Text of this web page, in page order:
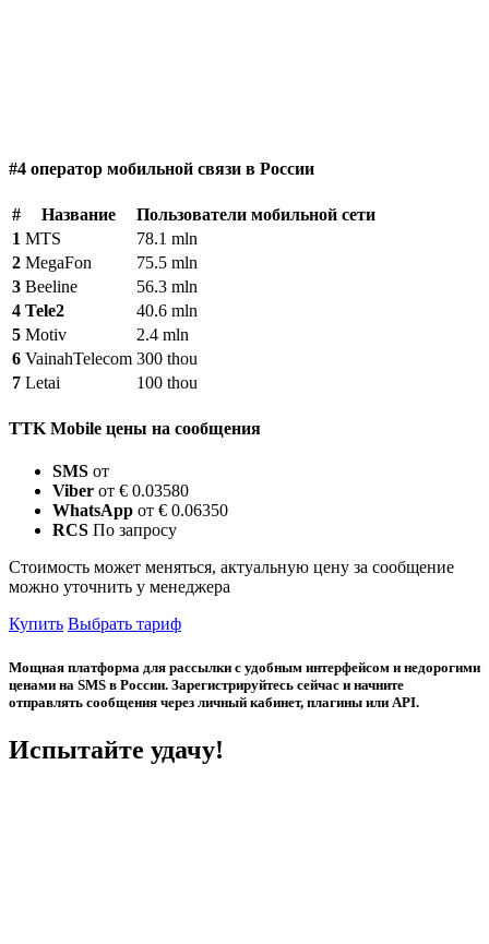
#4 оператор мобильной связи в России
# Название
Пользователи мобильной сети
1 MTS
78.1 mln
2 MegaFon
75.5 mln
3 Beeline
56.3 mln
4 Tele2
40.6 mln
5 Motiv
2.4 mln
6 VainahTelecom 300 thou
7 Letai 100 thou
TTK Mobile цены на сообщения
SMS от
Viber от € 0.03580
WhatsApp от € 0.06350
RCS По запросу
Стоимость может меняться, актуальную цену за сообщение
можно уточнить у менеджера
Купить Выбрать тариф
Мощная платформа для рассылки с удобным интерфейсом и недорогими
ценами на SMS в России. Зарегистрируйтесь сейчас и начните
отправлять сообщения через личный кабинет, плагины или API.
Испытайте удачу!